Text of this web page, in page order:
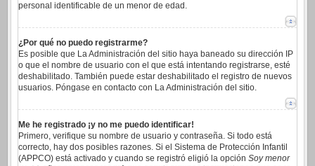
personal identificable de un menor de edad.
¿Por qué no puedo registrarme?
Es posible que La Administración del sitio haya baneado su dirección IP
o que el nombre de usuario con el que está intentando registrarse, esté
deshabilitado. También puede estar deshabilitado el registro de nuevos
usuarios. Póngase en contacto con La Administración del sitio.
Me he registrado ¡y no me puedo identificar!
Primero, verifique su nombre de usuario y contraseña. Si todo está
correcto, hay dos posibles razones. Si el Sistema de Protección Infantil
(APPCO) está activado y cuando se registró eligió la opción Soy menor